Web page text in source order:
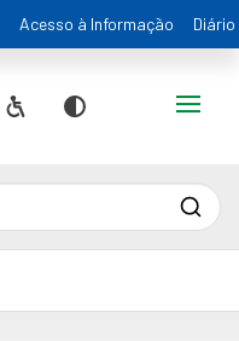
Acesso à Informação
Acessibilidade
Contraste
Alternar